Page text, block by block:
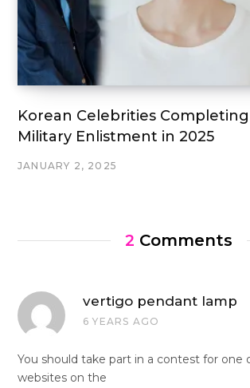
Korean Celebrities
Military Enlistment in 2025
JANUARY 2, 2025
2 Comments
vertigo pendant lamp
6 YEARS AGO
You should take part in a contest for one
websites on the